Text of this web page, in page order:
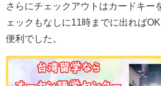
さらにチェックアウトはカードキー
ェックもなしに11時までに出れば
便利でした。